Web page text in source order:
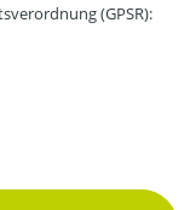
(GPSR):